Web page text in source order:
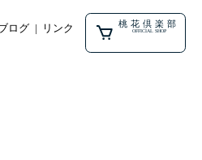
ログ リンク 桃花倶楽部
OFFICIAL SHOP